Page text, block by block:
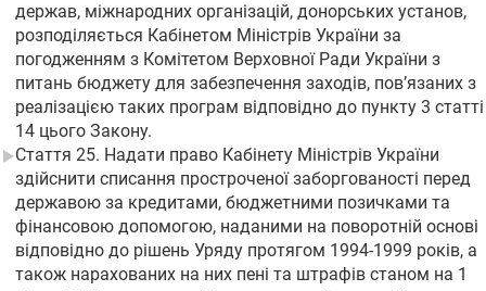
держав, міжнародних організацій, донорських установ,
розподіляється Кабінетом Міністрів України за
погодженням з Комітетом Верховної Ради України з
питань бюджету для забезпечення заходів, пов’язаних з
реалізацією таких програм відповідно до пункту 3 статті
14 цього Закону.
Стаття 25. Надати право Кабінету Міністрів України
здійснити списання простроченої заборгованості перед
державою за кредитами, бюджетними позичками та
фінансовою допомогою, наданими на поворотній основі
відповідно до рішень Уряду протягом 1994-1999 років, а
також нарахованих на них пені та штрафів станом на 1